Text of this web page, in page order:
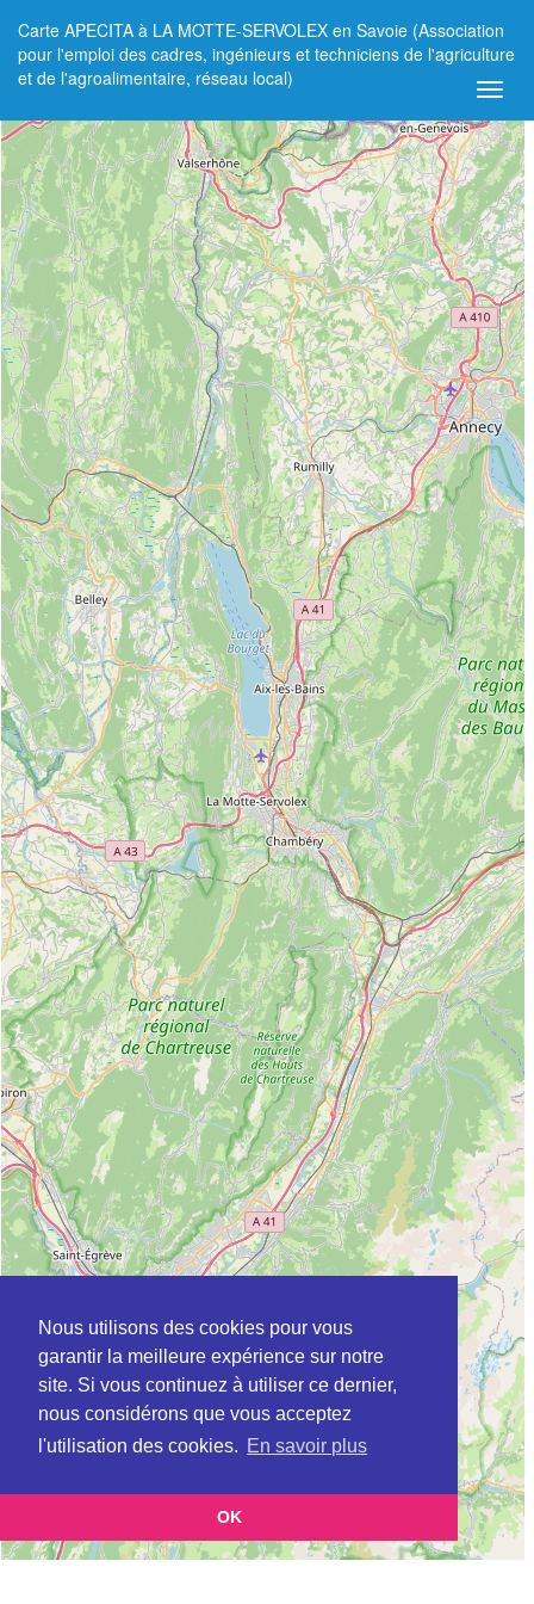
Nous utilisons des cookies pour vous
garantir la meilleure expérience sur notre
site. Si vous continuez à utiliser ce dernier,
nous considérons que vous acceptez
l'utilisation des cookies. En savoir plus
OK
Carte APECITA à LA MOTTE-SERVOLEX en Savoie (Association
pour l'emploi des cadres, ingénieurs et techniciens de l'agriculture
et de l'agroalimentaire, réseau local)
+
−